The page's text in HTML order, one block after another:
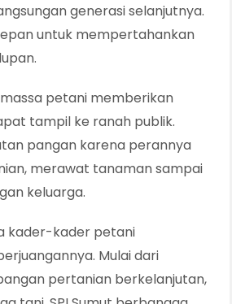
generasi selanjutnya.
untuk mempertahankan
petani memberikan
tampil ke ranah publik.
pangan karena perannya
merawat tanaman sampai
keluarga.
kader-kader petani
Mulai dari
pertanian berkelanjutan,